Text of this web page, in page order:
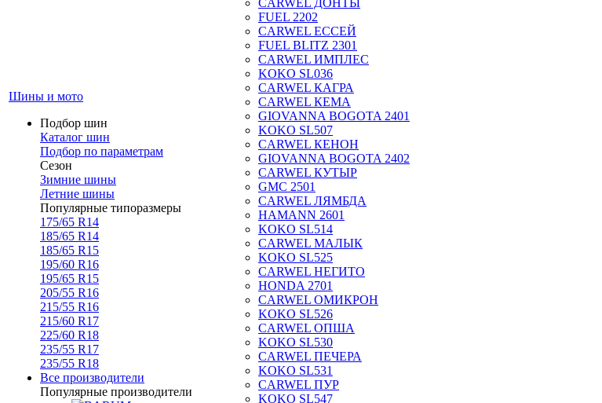
Шины и мото
Подбор шин
Каталог шин
Подбор по параметрам
Сезон
Зимние шины
Летние шины
Популярные типоразмеры
175/65 R14
185/65 R14
185/65 R15
195/60 R16
195/65 R15
205/55 R16
215/55 R16
215/60 R17
225/60 R18
235/55 R17
235/55 R18
Все производители
Популярные производители
CARWEL ДОНТЫ
FUEL 2202
CARWEL ЕССЕЙ
FUEL BLITZ 2301
CARWEL ИМПЛЕС
KOKO SL036
CARWEL КАГРА
CARWEL КЕМА
GIOVANNA BOGOTA 2401
KOKO SL507
CARWEL КЕНОН
GIOVANNA BOGOTA 2402
CARWEL КУТЫР
GMC 2501
CARWEL ЛЯМБДА
HAMANN 2601
KOKO SL514
CARWEL МАЛЫК
KOKO SL525
CARWEL НЕГИТО
HONDA 2701
CARWEL ОМИКРОН
KOKO SL526
CARWEL ОПША
KOKO SL530
CARWEL ПЕЧЕРА
KOKO SL531
CARWEL ПУР
KOKO SL547